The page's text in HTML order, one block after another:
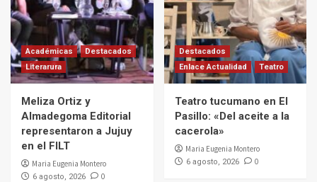
Académicas
Destacados
Literarura
Meliza Ortiz y
Almadegoma Editorial
representaron a Jujuy
en el FILT
Maria Eugenia Montero
6 agosto, 2026 0
Destacados
Enlace Actualidad
Teatro
Teatro tucumano en El
Pasillo: «Del aceite a la
cacerola»
Maria Eugenia Montero
6 agosto, 2026 0